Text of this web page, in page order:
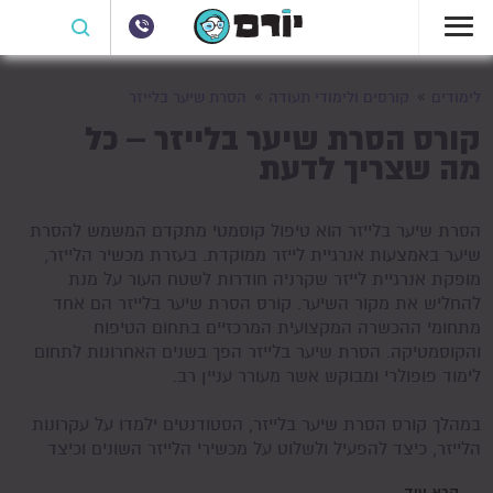
קורס הסרת שיער בלייזר – כל
מה שצריך לדעת
הסרת שיער בלייזר הוא טיפול קוסמטי מתקדם המשמש להסרת
שיער באמצעות אנרגיית לייזר ממוקדת. בעזרת מכשיר הלייזר,
מופקת אנרגיית לייזר שקרניה חודרות לשטח העור על מנת
להחליש את מקור השיער. קורס הסרת שיער בלייזר הם אחד
מתחומי ההכשרה המקצועית המרכזיים בתחום הטיפוח
והקוסמטיקה. הסרת שיער בלייזר הפך בשנים האחרונות לתחום
לימוד פופולרי ומבוקש אשר מעורר עניין רב.
במהלך קורס הסרת שיער בלייזר, הסטודנטים ילמדו על עקרונות
הלייזר, כיצד להפעיל ולשלוט על מכשירי הלייזר השונים וכיצד